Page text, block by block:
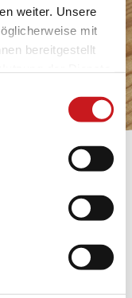
weiter. Unsere
mit
bereitgestellt
wer wir sind, wie
Hier geht’s zum
Perfekt zu